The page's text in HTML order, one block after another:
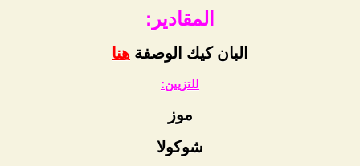
المقادير:
البان كيك الوصفة هنا
للتزيين:
موز
شوكولا